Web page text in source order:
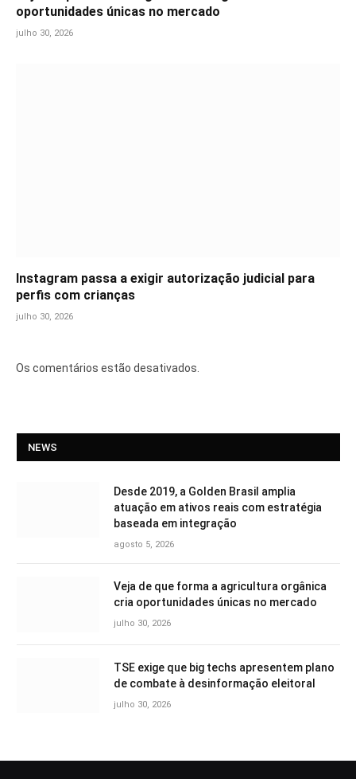
oportunidades únicas no mercado
julho 30, 2026
Instagram passa a exigir autorização judicial para
perfis com crianças
julho 30, 2026
Os comentários estão desativados.
NEWS
Desde 2019, a Golden Brasil amplia
atuação em ativos reais com estratégia
baseada em integração
agosto 5, 2026
Veja de que forma a agricultura orgânica
cria oportunidades únicas no mercado
julho 30, 2026
TSE exige que big techs apresentem plano
de combate à desinformação eleitoral
julho 30, 2026